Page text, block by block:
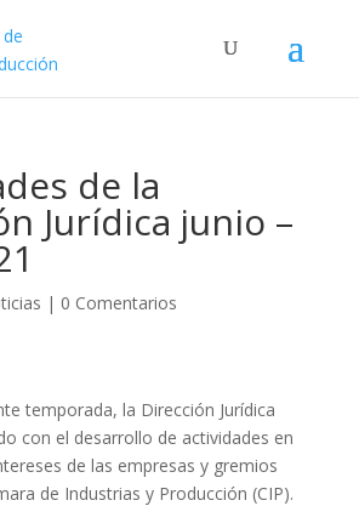
de la
Jurídica junio –
| 0 Comentarios
temporada, la Dirección Jurídica
con el desarrollo de actividades en
de las empresas y gremios
de Industrias y Producción (CIP).